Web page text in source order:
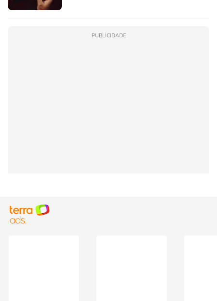
PUBLICIDADE